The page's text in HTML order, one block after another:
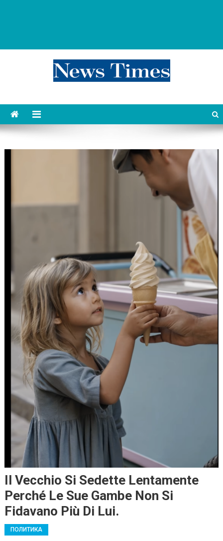
Il Vecchio Si Sedette Lentamente
Perché Le Sue Gambe Non Si
Fidavano Più Di Lui.
ПОЛИТИКА